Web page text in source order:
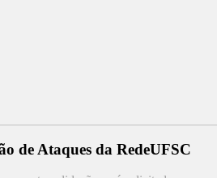
de Ataques da RedeUFSC